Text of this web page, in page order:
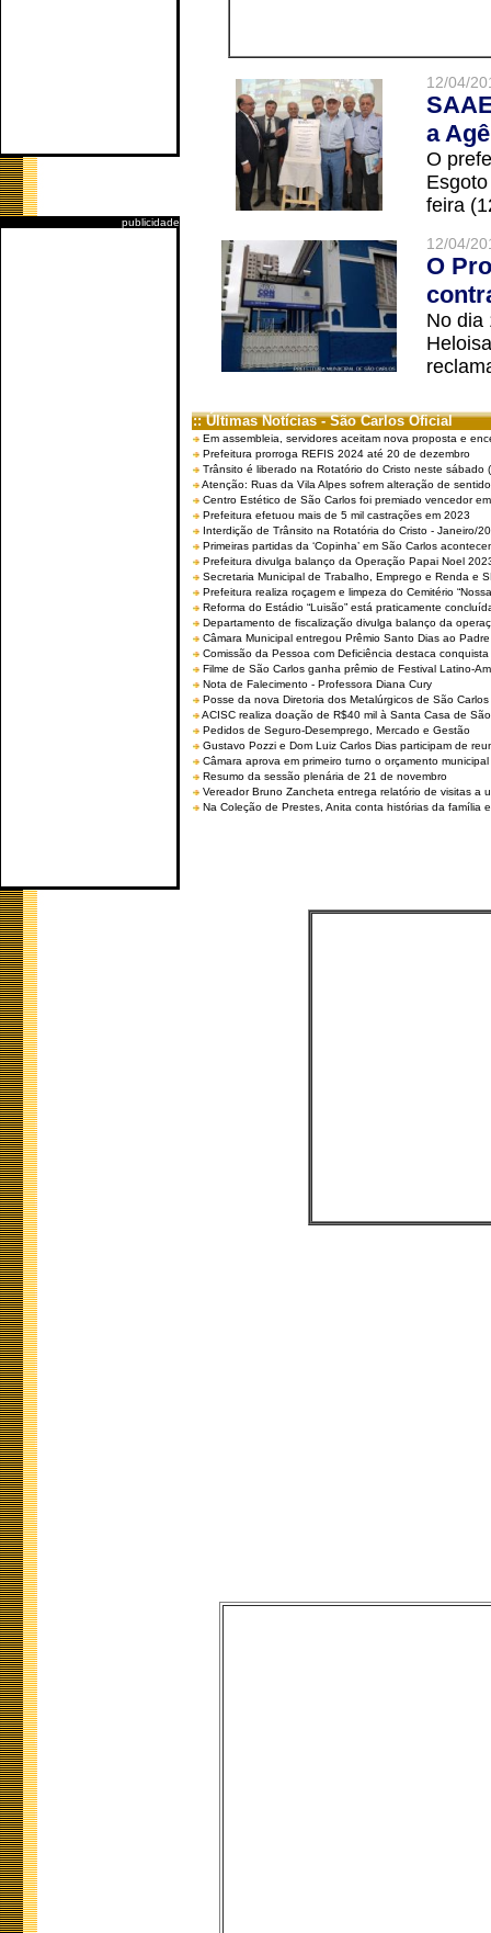
publicidade
12/04/
a
O
feira
12/04/
O
No dia
:: Últimas Notícias - São Carlos Oficial
Em assembleia, servidores aceitam nova proposta e
Prefeitura prorroga REFIS 2024 até 20 de dezembro
Trânsito é liberado na Rotatório do Cristo neste sábado
Atenção: Ruas da Vila Alpes sofrem alteração de
Centro Estético de São Carlos foi premiado vencedor
Prefeitura efetuou mais de 5 mil castrações em 2023
Interdição de Trânsito na Rotatória do Cristo - Janeiro/
Primeiras partidas da ‘Copinha’ em São Carlos
Prefeitura divulga balanço da Operação Papai Noel
Secretaria Municipal de Trabalho, Emprego e Renda e
Prefeitura realiza roçagem e limpeza do Cemitério
Reforma do Estádio “Luisão” está praticamente
Departamento de fiscalização divulga balanço da
Câmara Municipal entregou Prêmio Santo Dias ao
Comissão da Pessoa com Deficiência destaca
Filme de São Carlos ganha prêmio de Festival Latino-
Nota de Falecimento - Professora Diana Cury
Posse da nova Diretoria dos Metalúrgicos de São
ACISC realiza doação de R$40 mil à Santa Casa de
Pedidos de Seguro-Desemprego, Mercado e Gestão
Gustavo Pozzi e Dom Luiz Carlos Dias participam de
Câmara aprova em primeiro turno o orçamento
Resumo da sessão plenária de 21 de novembro
Vereador Bruno Zancheta entrega relatório de visitas a
Na Coleção de Prestes, Anita conta histórias da família